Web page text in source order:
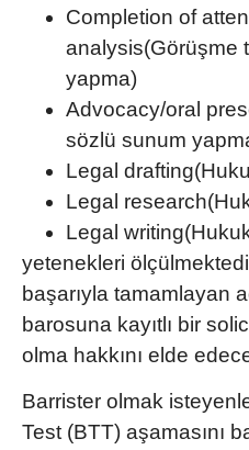
Completion of
analysis(Görüşme
yapma)
Advocacy/oral
sözlü sunum
Legal
Legal
Legal
yetenekleri
başarıyla tamamlayan
barosuna kayıtlı bir
olma hakkını elde
Barrister olmak
Test (BTT) aşamasını